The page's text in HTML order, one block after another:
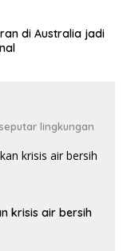
di Australia jadi
lingkungan
krisis air bersih